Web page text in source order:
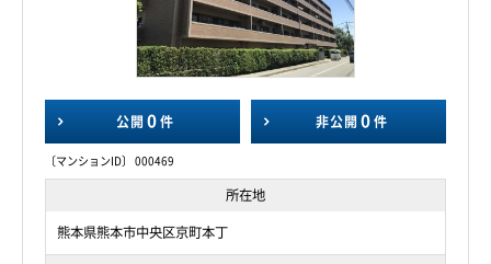
公開 0 件 非公開 0 件
〔マンションID〕 000469
所在地
熊本県熊本市中央区京町本丁